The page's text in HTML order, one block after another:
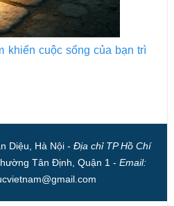
khiến cuộc sống của bạn trì
Diệu, Hà Nội - Địa chỉ TP Hồ Chí
Tân Định, Quận 1 - Email: